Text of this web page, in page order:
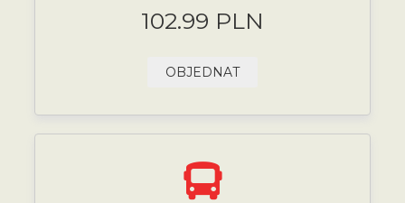
102.99 PLN
OBJEDNAT